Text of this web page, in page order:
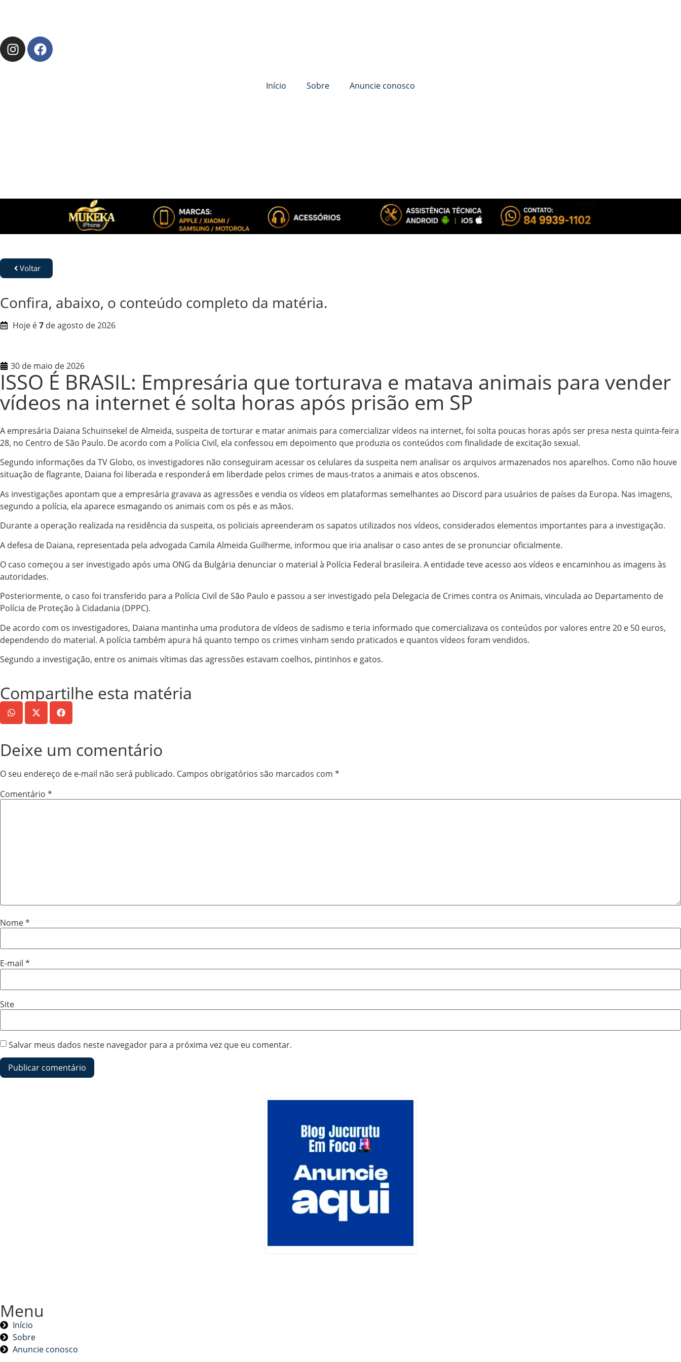
Início Sobre Anuncie conosco
Voltar
Confira, abaixo, o conteúdo completo da matéria.
Hoje é7 de agosto de 2026
30 de maio de 2026
ISSO É BRASIL: Empresária que torturava e matava animais para vender
vídeos na internet é solta horas após prisão em SP
A empresária Daiana Schuinsekel de Almeida, suspeita de torturar e matar animais para comercializar vídeos na internet, foi solta poucas horas após ser presa nesta quinta-feira
28, no Centro de São Paulo. De acordo com a Polícia Civil, ela confessou em depoimento que produzia os conteúdos com finalidade de excitação sexual.
Segundo informações da TV Globo, os investigadores não conseguiram acessar os celulares da suspeita nem analisar os arquivos armazenados nos aparelhos. Como não houve
situação de flagrante, Daiana foi liberada e responderá em liberdade pelos crimes de maus-tratos a animais e atos obscenos.
As investigações apontam que a empresária gravava as agressões e vendia os vídeos em plataformas semelhantes ao Discord para usuários de países da Europa. Nas imagens,
segundo a polícia, ela aparece esmagando os animais com os pés e as mãos.
Durante a operação realizada na residência da suspeita, os policiais apreenderam os sapatos utilizados nos vídeos, considerados elementos importantes para a investigação.
A defesa de Daiana, representada pela advogada Camila Almeida Guilherme, informou que iria analisar o caso antes de se pronunciar oficialmente.
O caso começou a ser investigado após uma ONG da Bulgária denunciar o material à Polícia Federal brasileira. A entidade teve acesso aos vídeos e encaminhou as imagens às
autoridades.
Posteriormente, o caso foi transferido para a Polícia Civil de São Paulo e passou a ser investigado pela Delegacia de Crimes contra os Animais, vinculada ao Departamento de
Polícia de Proteção à Cidadania (DPPC).
De acordo com os investigadores, Daiana mantinha uma produtora de vídeos de sadismo e teria informado que comercializava os conteúdos por valores entre 20 e 50 euros,
dependendo do material. A polícia também apura há quanto tempo os crimes vinham sendo praticados e quantos vídeos foram vendidos.
Segundo a investigação, entre os animais vítimas das agressões estavam coelhos, pintinhos e gatos.
Compartilhe esta matéria
Deixe um comentário
O seu endereço de e-mail não será publicado. Campos obrigatórios são marcados com *
Comentário *
Nome*
E-mail *
Site
Salvar meus dados neste navegador para a próxima vez que eu comentar.
Menu
Início
Sobre
Anuncie conosco